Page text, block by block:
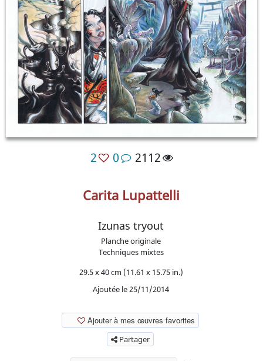
2 0 2112
Carita Lupattelli
Izunas tryout
Planche originale
Techniques mixtes
29.5 x 40 cm (11.61 x 15.75 in.)
Ajoutée le 25/11/2014
Ajouter à mes œuvres favorites
Partager